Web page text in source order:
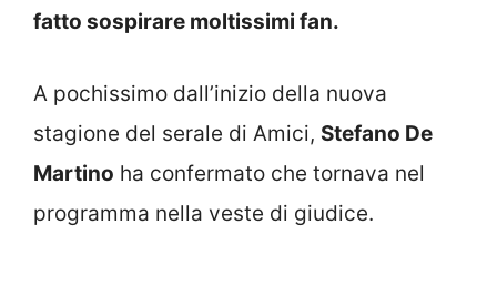
fatto sospirare moltissimi fan.
A pochissimo dall’inizio della nuova
stagione del serale di Amici, Stefano De
Martino ha confermato che tornava nel
programma nella veste di giudice.